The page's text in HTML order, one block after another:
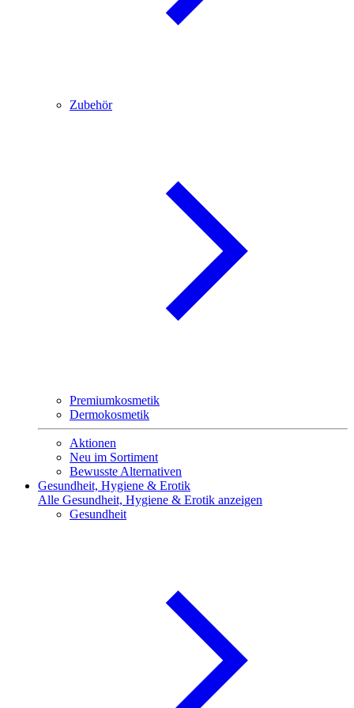
Zubehör
Premiumkosmetik
Dermokosmetik
Aktionen
Neu im Sortiment
Bewusste Alternativen
Gesundheit, Hygiene & Erotik
Alle Gesundheit, Hygiene & Erotik anzeigen
Gesundheit